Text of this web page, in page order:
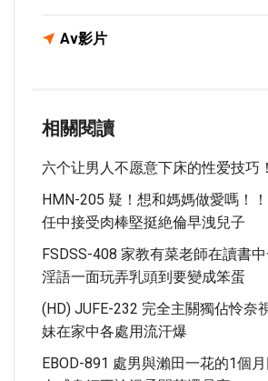
Av影片
相關閱讀
六个让男人不愿意下床的性爱技巧！
HMN-205 疑！想和媽媽做愛嗎！
任中接受肉棒堅挺絶倫早洩兒子
FSDSS-408 家教有菜老師在讀書
淫語一面玩弄乳頭到要變成笨蛋
(HD) JUFE-232 完全主關獨佔怜奈
妹在家中各處用流汗爆
EBOD-891 處男與瀨田一花的1個